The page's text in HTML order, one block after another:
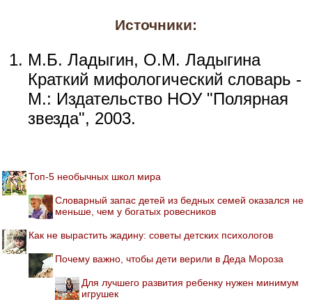
Источники:
М.Б. Ладыгин, О.М. Ладыгина
Краткий мифологический словарь -
М.: Издательство НОУ "Полярная
звезда", 2003.
Топ-5 необычных школ мира
Словарный запас детей из бедных семей оказался не
меньше, чем у богатых ровесников
Как не вырастить жадину: советы детских психологов
Почему важно, чтобы дети верили в Деда Мороза
Для лучшего развития ребенку нужен минимум
игрушек